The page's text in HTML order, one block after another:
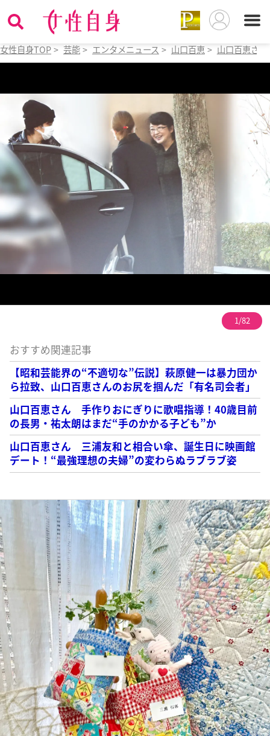
女性自身TOP > 芸能 > エンタメニュース > 山口百恵 > 山口百恵さ
1/82
おすすめ関連記事
【昭和芸能界の“不適切な”伝説】萩原健一は暴力団か
ら拉致、山口百恵さんのお尻を掴んだ「有名司会者」
山口百恵さん 手作りおにぎりに歌唱指導！40歳目前
の長男・祐太朗はまだ“手のかかる子ども”か
山口百恵さん 三浦友和と相合い傘、誕生日に映画館
デート！“最強理想の夫婦”の変わらぬラブラブ姿